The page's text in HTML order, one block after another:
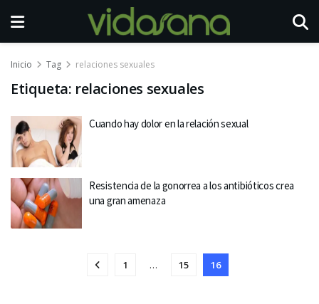
Inicio Tag relaciones sexuales
Etiqueta: relaciones sexuales
Cuando hay dolor en la relación sexual
Resistencia de la gonorrea a los antibióticos crea
una gran amenaza
1 … 15 16